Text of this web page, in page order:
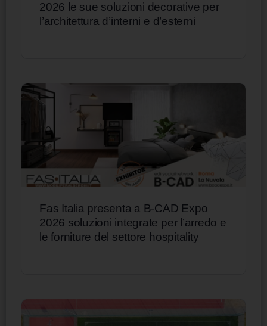
2026 le sue soluzioni decorative per
l’architettura d’interni e d’esterni
Fas Italia presenta a B-CAD Expo
2026 soluzioni integrate per l’arredo e
le forniture del settore hospitality